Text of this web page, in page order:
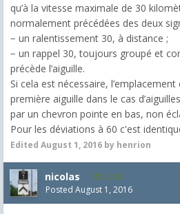
qu’à la vitesse maximale de 30
normalement précédées des deux
− un ralentissement 30, à distance ;
− un rappel 30, toujours groupé et
précède l’aiguille.
Si cela est nécessaire, l’emplacement
première aiguille dans le cas
par un chevron pointe en bas, non
Pour les déviations à 60 c'est
Edited August 1, 2016 by henrion
nicolas 1,220
Posted August 1, 2016